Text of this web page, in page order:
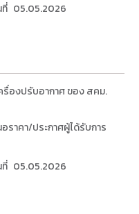
05.05.2026
รื่องปรับอากาศ ของ สคม.
ราคา/ประกาศผู้ได้รับการ
05.05.2026